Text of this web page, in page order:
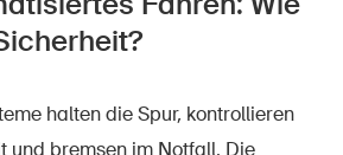
halten die Spur, kontrollieren
und bremsen im Notfall. Die